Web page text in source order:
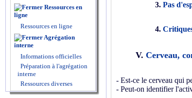
Ressources en
ligne
Ressources en ligne
Agrégation
interne
Informations officielles
Préparation à l'agrégation
interne
Ressources diverses
3. Pas
4.
V. Cerveau,
- Est-ce le cerveau qui
- Peut-on identifier